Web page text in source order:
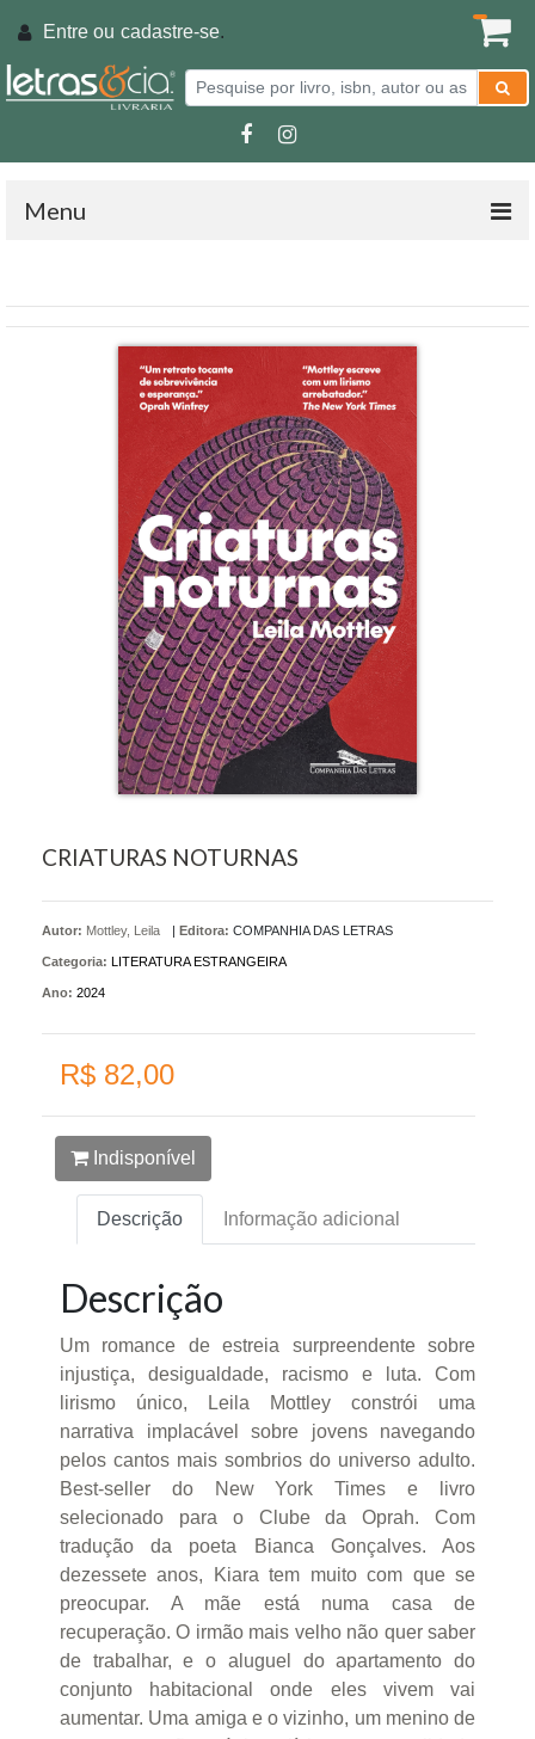
Entre ou cadastre-se.
Menu
CRIATURAS NOTURNAS
Autor: Mottley, Leila | Editora: COMPANHIA DAS LETRAS
Categoria: LITERATURA ESTRANGEIRA
Ano: 2024
R$ 82,00
Indisponível
Descrição Informação adicional
Descrição
Um romance de estreia surpreendente sobre
injustiça, desigualdade, racismo e luta. Com
lirismo único, Leila Mottley constrói uma
narrativa implacável sobre jovens navegando
pelos cantos mais sombrios do universo adulto.
Best-seller do New York Times e livro
selecionado para o Clube da Oprah. Com
tradução da poeta Bianca Gonçalves. Aos
dezessete anos, Kiara tem muito com que se
preocupar. A mãe está numa casa de
recuperação. O irmão mais velho não quer saber
de trabalhar, e o aluguel do apartamento do
conjunto habitacional onde eles vivem vai
aumentar. Uma amiga e o vizinho, um menino de